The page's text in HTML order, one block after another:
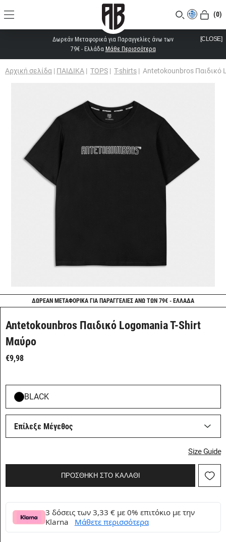
(0)
Δωρεάν Μεταφορικά για Παραγγελίες άνω των
79€ - Ελλάδα Μάθε Περισσότερα
[CLOSE]
Αρχική σελίδα | ΠΑΙΔΙΚΑ | TOPS | T-shirts | Antetokounbros Παιδικό
ΔΩΡΕΑΝ ΜΕΤΑΦΟΡΙΚΑ ΓΙΑ ΠΑΡΑΓΓΕΛΙΕΣ ΑΝΩ ΤΩΝ 79€ - ΕΛΛΑΔΑ
Antetokounbros Παιδικό Logomania T-Shirt
Μαύρο
€9,98
BLACK
Επίλεξε Μέγεθος
Size Guide
ΠΡΟΣΘΗΚΗ ΣΤΟ ΚΑΛΑΘΙ
3 δόσεις των 3,33 € με 0% επιτόκιο με την
Klarna
Μάθετε περισσότερα